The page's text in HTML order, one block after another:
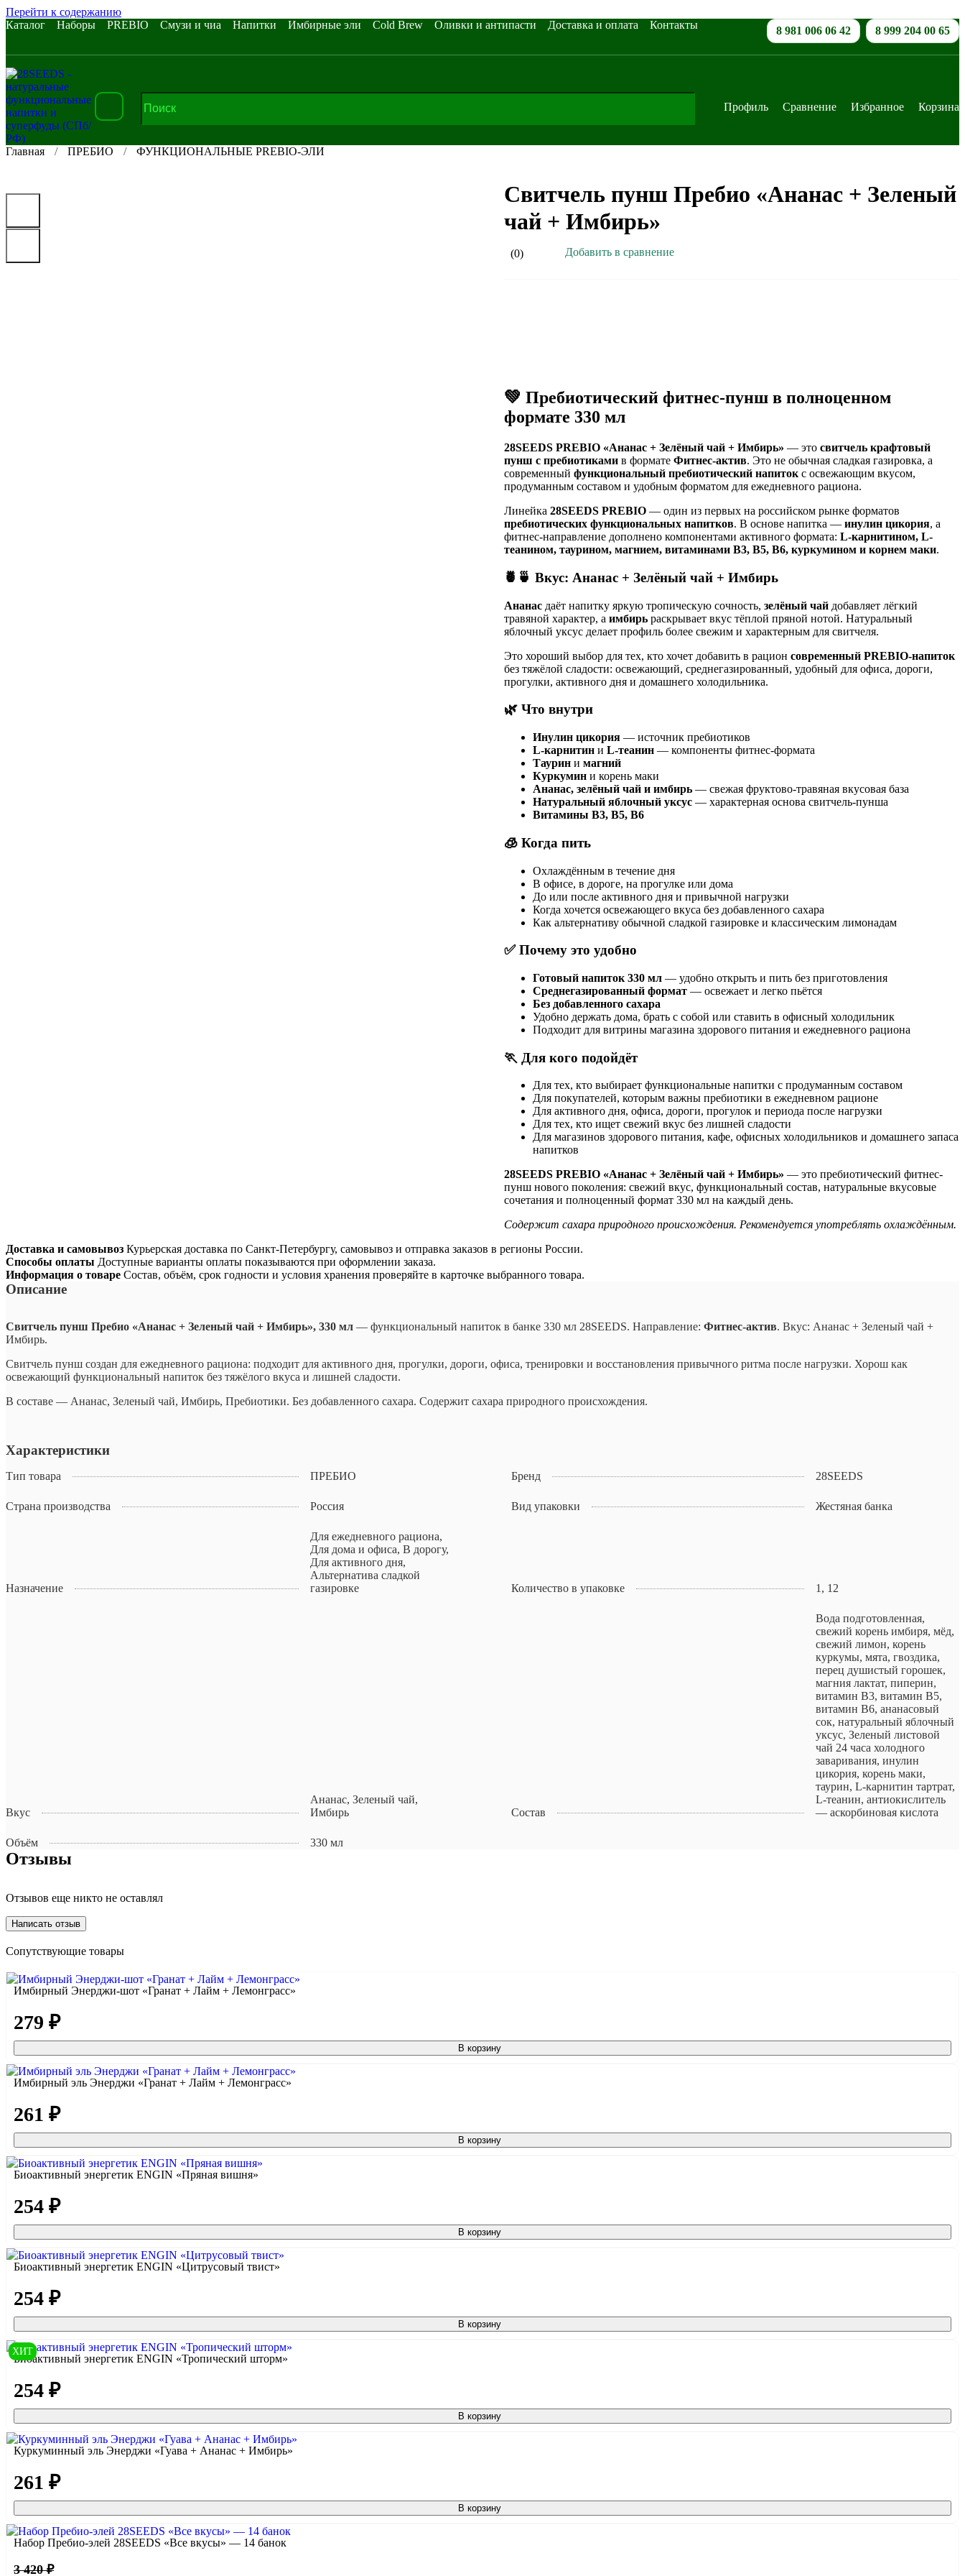
Перейти к содержанию
Каталог
Наборы PREBIO Смузи и чиа Напитки Имбирные эли Cold Brew Оливки и антипасти Доставка и оплата Контакты 8 981 006 06 42 8 999 204 00 65
Профиль Сравнение Избранное Корзина
Главная ПРЕБИО ФУНКЦИОНАЛЬНЫЕ PREBIO-ЭЛИ
Свитчель пунш Пребио «Ананас + Зеленый
чай + Имбирь»
(0) Добавить в сравнение
💚 Пребиотический фитнес-пунш в полноценном
формате 330 мл
28SEEDS PREBIO «Ананас + Зелёный чай + Имбирь» — это свитчель крафтовый
пунш с пребиотиками в формате Фитнес-актив. Это не обычная сладкая газировка, а
современный функциональный пребиотический напиток с освежающим вкусом,
продуманным составом и удобным форматом для ежедневного рациона.
Линейка 28SEEDS PREBIO — один из первых на российском рынке форматов
пребиотических функциональных напитков. В основе напитка — инулин цикория, а
фитнес-направление дополнено компонентами активного формата: L-карнитином, L-
теанином, таурином, магнием, витаминами B3, B5, B6, куркумином и корнем маки.
🍍🍵 Вкус: Ананас + Зелёный чай + Имбирь
Ананас даёт напитку яркую тропическую сочность, зелёный чай добавляет лёгкий
травяной характер, а имбирь раскрывает вкус тёплой пряной нотой. Натуральный
яблочный уксус делает профиль более свежим и характерным для свитчеля.
Это хороший выбор для тех, кто хочет добавить в рацион современный PREBIO-напиток
без тяжёлой сладости: освежающий, среднегазированный, удобный для офиса, дороги,
прогулки, активного дня и домашнего холодильника.
🌿 Что внутри
Инулин цикория — источник пребиотиков
L-карнитин и L-теанин — компоненты фитнес-формата
Таурин и магний
Куркумин и корень маки
Ананас, зелёный чай и имбирь — свежая фруктово-травяная вкусовая база
Натуральный яблочный уксус — характерная основа свитчель-пунша
Витамины B3, B5, B6
🧊 Когда пить
Охлаждённым в течение дня
В офисе, в дороге, на прогулке или дома
До или после активного дня и привычной нагрузки
Когда хочется освежающего вкуса без добавленного сахара
Как альтернативу обычной сладкой газировке и классическим лимонадам
✅ Почему это удобно
Готовый напиток 330 мл — удобно открыть и пить без приготовления
Среднегазированный формат — освежает и легко пьётся
Без добавленного сахара
Удобно держать дома, брать с собой или ставить в офисный холодильник
Подходит для витрины магазина здорового питания и ежедневного рациона
🏃 Для кого подойдёт
Для тех, кто выбирает функциональные напитки с продуманным составом
Для покупателей, которым важны пребиотики в ежедневном рационе
Для активного дня, офиса, дороги, прогулок и периода после нагрузки
Для тех, кто ищет свежий вкус без лишней сладости
Для магазинов здорового питания, кафе, офисных холодильников и домашнего запаса
напитков
28SEEDS PREBIO «Ананас + Зелёный чай + Имбирь» — это пребиотический фитнес-
пунш нового поколения: свежий вкус, функциональный состав, натуральные вкусовые
сочетания и полноценный формат 330 мл на каждый день.
Содержит сахара природного происхождения. Рекомендуется употреблять охлаждённым.
Доставка и самовывоз Курьерская доставка по Санкт-Петербургу, самовывоз и отправка заказов в регионы России.
Способы оплаты Доступные варианты оплаты показываются при оформлении заказа.
Информация о товаре Состав, объём, срок годности и условия хранения проверяйте в карточке выбранного товара.
Описание
Свитчель пунш Пребио «Ананас + Зеленый чай + Имбирь», 330 мл — функциональный напиток в банке 330 мл 28SEEDS. Направление: Фитнес-актив. Вкус: Ананас + Зеленый чай +
Имбирь.
Свитчель пунш создан для ежедневного рациона: подходит для активного дня, прогулки, дороги, офиса, тренировки и восстановления привычного ритма после нагрузки. Хорош как
освежающий функциональный напиток без тяжёлого вкуса и лишней сладости.
В составе — Ананас, Зеленый чай, Имбирь, Пребиотики. Без добавленного сахара. Содержит сахара природного происхождения.
Характеристики
Тип товара ПРЕБИО Бренд 28SEEDS
Страна производства Россия Вид упаковки Жестяная банка
Назначение
Для ежедневного рациона,
Для дома и офиса, В дорогу,
Для активного дня,
Альтернатива сладкой
газировке
Количество в упаковке 1, 12
Вкус
Ананас, Зеленый чай,
Имбирь
Состав
Вода подготовленная,
свежий корень имбиря, мёд,
свежий лимон, корень
куркумы, мята, гвоздика,
перец душистый горошек,
магния лактат, пиперин,
витамин В3, витамин В5,
витамин В6, ананасовый
сок, натуральный яблочный
уксус, Зеленый листовой
чай 24 часа холодного
заваривания, инулин
цикория, корень маки,
таурин, L-карнитин тартрат,
L-теанин, антиокислитель
— аскорбиновая кислота
Объём 330 мл
Отзывы
Отзывов еще никто не оставлял
Написать отзыв
Сопутствующие товары
Имбирный Энерджи-шот «Гранат + Лайм + Лемонграсс»
279 ₽
В корзину
Имбирный эль Энерджи «Гранат + Лайм + Лемонграсс»
261 ₽
В корзину
Биоактивный энергетик ENGIN «Пряная вишня»
254 ₽
В корзину
Биоактивный энергетик ENGIN «Цитрусовый твист»
254 ₽
В корзину
ХИТ
Биоактивный энергетик ENGIN «Тропический шторм»
254 ₽
В корзину
Куркуминный эль Энерджи «Гуава + Ананас + Имбирь»
261 ₽
В корзину
Набор Пребио-элей 28SEEDS «Все вкусы» — 14 банок
3 420 ₽